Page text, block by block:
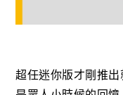
超任迷你版才剛推